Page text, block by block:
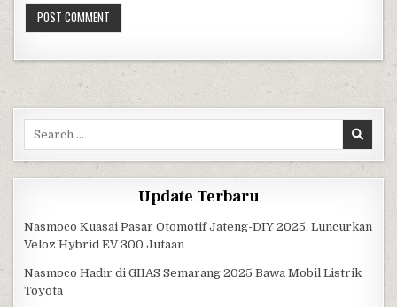
Update Terbaru
Nasmoco Kuasai Pasar Otomotif Jateng-DIY 2025, Luncurkan
Veloz Hybrid EV 300 Jutaan
Nasmoco Hadir di GIIAS Semarang 2025 Bawa Mobil Listrik
Toyota